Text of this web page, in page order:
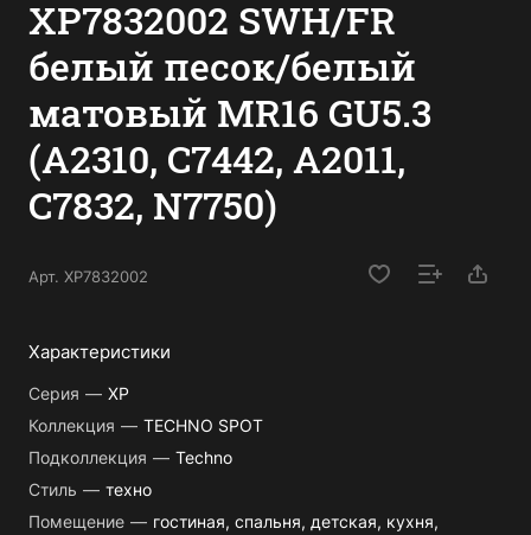
XP7832002 SWH/FR
белый песок/белый
матовый MR16 GU5.3
(A2310, C7442, A2011,
C7832, N7750)
Арт. XP7832002
Характеристики
Серия — XP
Коллекция — TECHNO SPOT
Подколлекция — Techno
Стиль — техно
Помещение — гостиная, спальня, детская, кухня,